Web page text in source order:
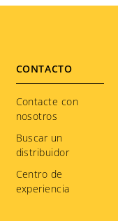
CONTACTO
Contacte con
nosotros
Buscar un
distribuidor
Centro de
experiencia